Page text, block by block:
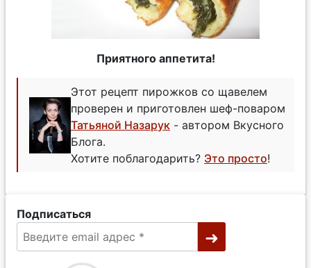
Приятного аппетита!
Этот рецепт пирожков со щавелем
проверен и приготовлен шеф-поваром
Татьяной Назарук - автором Вкусного
Блога.
Хотите поблагодарить? Это просто!
Подписаться